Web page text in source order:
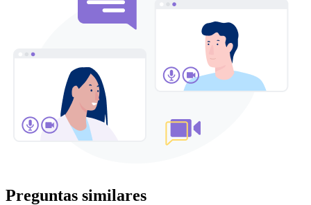
Preguntas similares